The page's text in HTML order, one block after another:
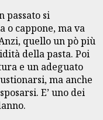
passato si
cappone, ma va
quello un pò più
della pasta. Poi
e un adeguato
ma anche
E’ uno dei